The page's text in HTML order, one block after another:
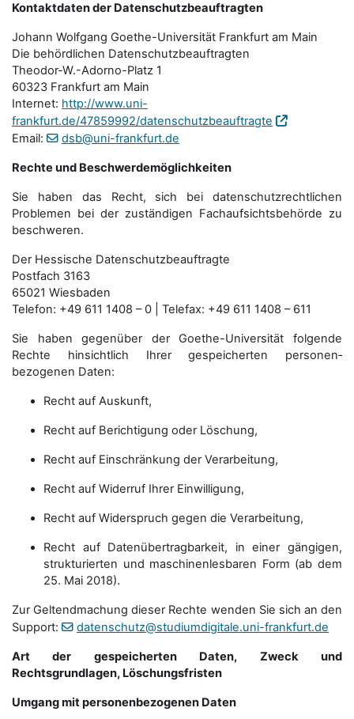
Kontaktdaten der Datenschutzbeauftragten
Johann Wolfgang Goethe-Universität Frankfurt am Main
Die behördlichen Datenschutzbeauftragten
Theodor-W.-Adorno-Platz 1
60323 Frankfurt am Main
Internet: http://www.uni-
frankfurt.de/47859992/datenschutzbeauftragte
Email:
dsb@uni-frankfurt.de
Rechte und Beschwerdemöglichkeiten
Sie haben das Recht, sich bei datenschutzrechtlichen
Problemen bei der zuständigen Fachauf­sichts­behörde zu
beschweren.
Der Hessische Datenschutzbeauftragte
Postfach 3163
65021 Wiesbaden
Telefon: +49 611 1408 – 0 | Telefax: +49 611 1408 – 611
Sie haben gegenüber der Goethe-Universität folgende
Rechte hinsichtlich Ihrer gespeicherten personen­
bezogenen Daten:
Recht auf Auskunft,
Recht auf Berichtigung oder Löschung,
Recht auf Einschränkung der Verarbeitung,
Recht auf Widerruf Ihrer Einwilligung,
Recht auf Widerspruch gegen die Verarbeitung,
Recht auf Datenübertragbarkeit, in einer gängigen,
strukturierten und maschinenlesbaren Form (ab dem
25. Mai 2018).
Zur Geltendmachung dieser Rechte wenden Sie sich an den
Support:
datenschutz@studiumdigitale.uni-frankfurt.de
Art der gespeicherten Daten, Zweck und
Rechtsgrundlagen, Löschungsfristen
Umgang mit personenbezogenen Daten